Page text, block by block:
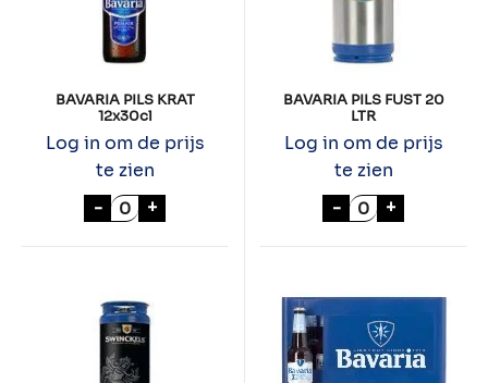
BAVARIA PILS KRAT
12x30cl
Log in om de prijs
te zien
- BAVARIA PILS KRAT 12x30cl aantal
+
BAVARIA PILS FUST 20
LTR
Log in om de prijs
te zien
- BAVARIA PILS
+